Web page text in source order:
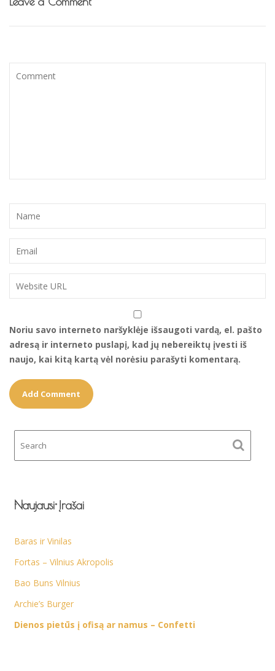
Noriu savo interneto naršyklėje išsaugoti vardą, el. pašto
adresą ir interneto puslapį, kad jų nebereiktų įvesti iš
naujo, kai kitą kartą vėl norėsiu parašyti komentarą.
Naujausi Įrašai
Baras ir Vinilas
Fortas – Vilnius Akropolis
Bao Buns Vilnius
Archie’s Burger
Dienos pietūs į ofisą ar namus – Confetti